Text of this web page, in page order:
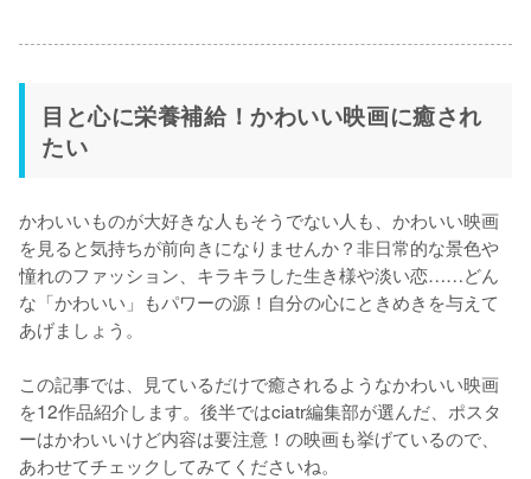
目と心に栄養補給！かわいい映画に癒され
たい
かわいいものが大好きな人もそうでない人も、かわいい映画
を見ると気持ちが前向きになりませんか？非日常的な景色や
憧れのファッション、キラキラした生き様や淡い恋……どん
な「かわいい」もパワーの源！自分の心にときめきを与えて
あげましょう。
この記事では、見ているだけで癒されるようなかわいい映画
を12作品紹介します。後半ではciatr編集部が選んだ、ポスタ
ーはかわいいけど内容は要注意！の映画も挙げているので、
あわせてチェックしてみてくださいね。